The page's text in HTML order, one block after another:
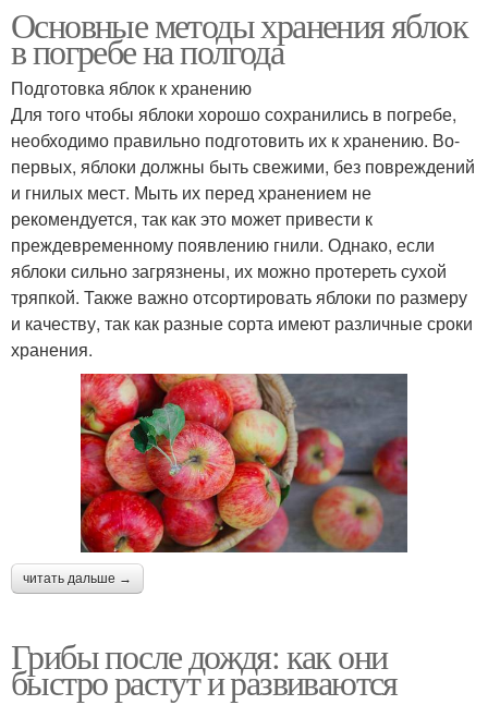
Основные методы хранения яблок
в погребе на полгода
Подготовка яблок к хранению
Для того чтобы яблоки хорошо сохранились в погребе,
необходимо правильно подготовить их к хранению. Во-
первых, яблоки должны быть свежими, без повреждений
и гнилых мест. Мыть их перед хранением не
рекомендуется, так как это может привести к
преждевременному появлению гнили. Однако, если
яблоки сильно загрязнены, их можно протереть сухой
тряпкой. Также важно отсортировать яблоки по размеру
и качеству, так как разные сорта имеют различные сроки
хранения.
читать дальше →
Грибы после дождя: как они
быстро растут и развиваются